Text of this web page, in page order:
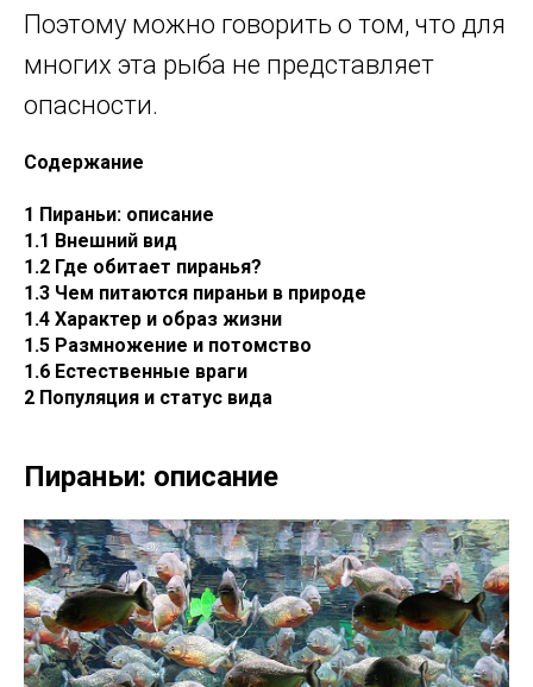
Поэтому можно говорить о том, что для
многих эта рыба не представляет
опасности.
Содержание
1 Пираньи: описание
1.1 Внешний вид
1.2 Где обитает пиранья?
1.3 Чем питаются пираньи в природе
1.4 Характер и образ жизни
1.5 Размножение и потомство
1.6 Естественные враги
2 Популяция и статус вида
Пираньи: описание